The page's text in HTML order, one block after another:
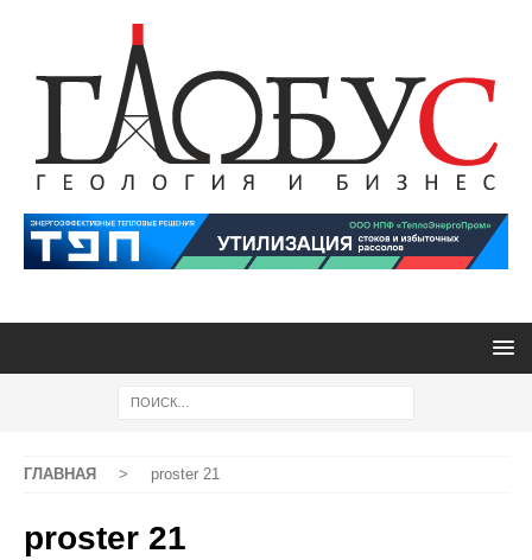
ГЛАВНАЯ > proster 21
proster 21